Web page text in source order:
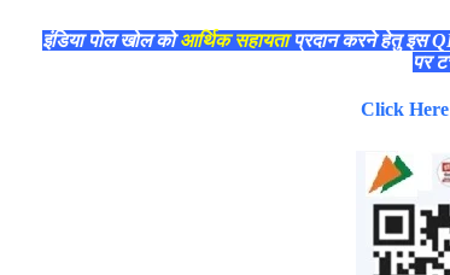
इंडिया पोल खोल कोआर्थिक सहायताप्रदान करने हेतु इस
पर
Click